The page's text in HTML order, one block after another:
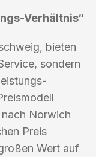
Verhältnis“
bieten
sondern
Norwich
Preis
Wert auf